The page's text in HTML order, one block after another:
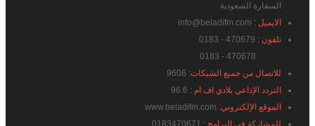
السفارة السعودية
الايميل :
تلفون :
للاتصال من جميع الشبكات:
التردد الإذاعي بلادي اف ام :
الموقع الإلكتروني: